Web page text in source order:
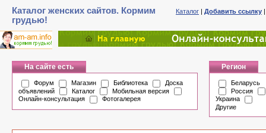
Каталог женских сайтов. Кормим
грудью!
Каталог | Добавить ссылку
На сайте есть
Форум Магазин Библиотека
Доска
объявлений
Каталог
Мобильная версия
Онлайн-консультация
Фотогалерея
Регион
Беларусь
Россия
Украина
Другие